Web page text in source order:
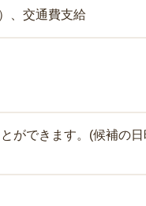
、交通費支給
ができます。(候補の